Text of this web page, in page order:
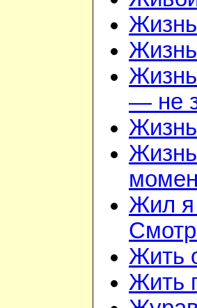
Жизнь
— не
Жил я
Жить
Жить